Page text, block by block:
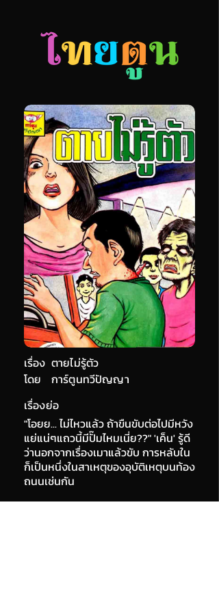
เรื่อง ตายไม่รู้ตัว
การ์ตูนทวีปัญญา
โดย
เรื่องย่อ
"โอยย... ไม่ไหวแล้ว ถ้าขืนขับต่อไปมีหวัง
แย่แน่ๆแถวนี้มีปั๊มไหมเนี่ย??" 'เค็น' รู้ดี
ว่านอกจากเรื่องเมาแล้วขับ การหลับใน
ก็เป็นหนึ่งในสาเหตุของอุบัติเหตุบนท้อง
ถนนเช่นกัน